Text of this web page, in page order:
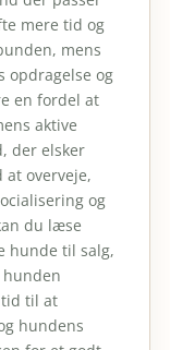
mere tid og
mens
opdragelse og
en fordel at
aktive
der elsker
at overveje,
og
du læse
hunde til salg,
tid til at
hundens